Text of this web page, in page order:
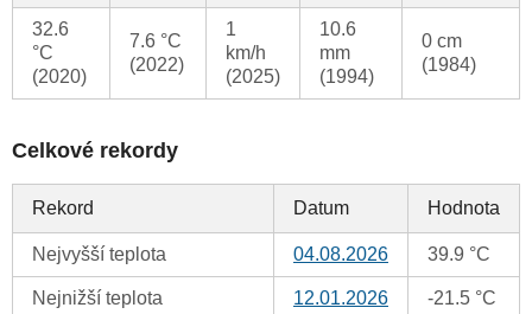
32.6
°C
(2020)
7.6 °C
(2022)
1
km/h
(2025)
10.6
mm
(1994)
0 cm
(1984)
Celkové rekordy
Rekord Datum Hodnota
Nejvyšší teplota 04.08.2026 39.9 °C
Nejnižší teplota 12.01.2026 -21.5 °C